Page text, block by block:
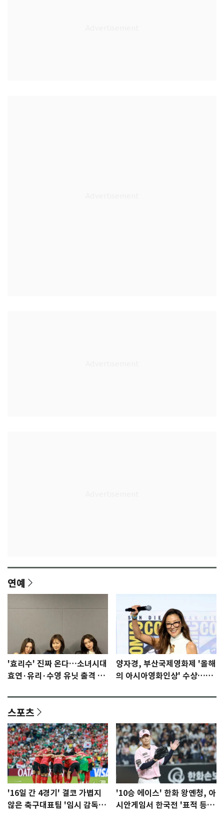
연예
'효리수' 진짜 온다…소녀시대
효연·유리·수영 유닛 출격 [N
양자경, 부산국제영화제 '올해
의 아시아영화인상' 수상…15
스포츠
'16일 간 4경기' 결코 가볍지
않은 축구대표팀 '임시 감독'
'10승 에이스' 한화 왕옌청, 아
시안게임서 한국전 '표적 등